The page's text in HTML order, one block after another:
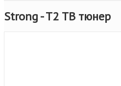
Strong - T2 ТВ тюнер